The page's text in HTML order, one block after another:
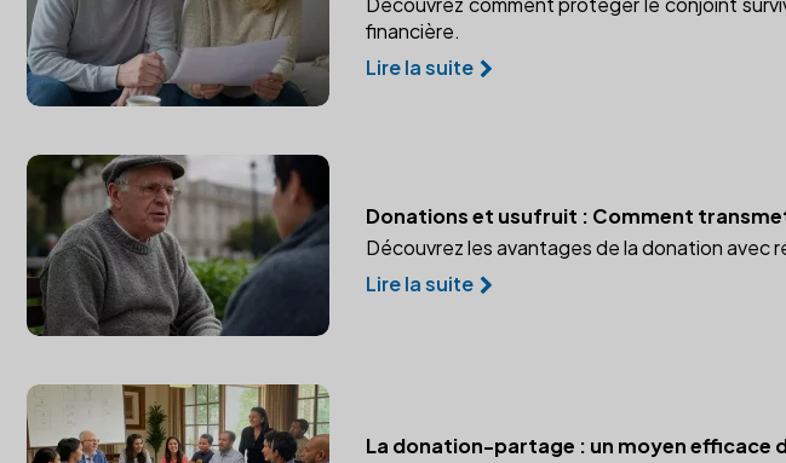
financière.
Lire la suite
Donations et usufruit : Comment
Découvrez les avantages de la donation avec
Lire la suite
La donation-partage : un moyen efficace